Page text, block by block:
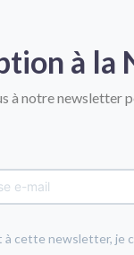
à la
à notre newsletter
à cette newsletter, je